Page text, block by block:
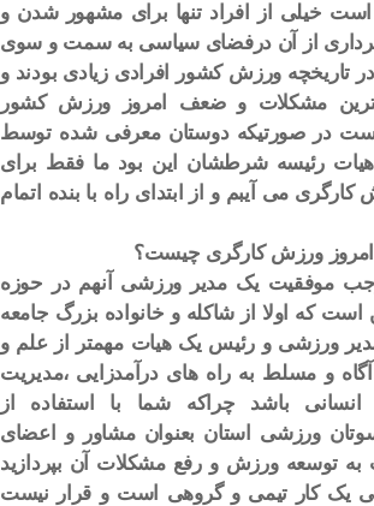
خیلی از افراد تنها برای مشهور شدن و
از آن درفضای سیاسی به سمت و سوی
تاریخچه ورزش کشور افرادی زیادی بودند و
مشکلات و ضعف امروز ورزش کشور
در صورتیکه دوستان معرفی شده توسط
هیات رئیسه شرطشان این بود ما فقط برای
می آیبم و از ابتدای راه با بنده اتمام
ورزش کارگری چیست؟
موفقیت یک مدیر ورزشی آنهم در حوزه
که اولا از شاکله و خانواده بزرگ جامعه
ورزشی و رئیس یک هیات مهمتر از علم و
و مسلط به راه های درآمدزایی ،مدیریت
انسانی باشد چراکه شما با استفاده از
ورزشی استان بعنوان مشاور و اعضای
به توسعه ورزش و رفع مشکلات آن بپردازید
یک کار تیمی و گروهی است و قرار نیست